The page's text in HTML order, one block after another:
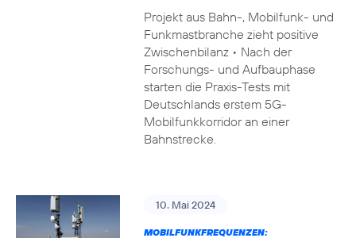
Projekt aus Bahn-, Mobilfunk- und
Funkmastbranche zieht positive
Zwischenbilanz • Nach der
Forschungs- und Aufbauphase
starten die Praxis-Tests mit
Deutschlands erstem 5G-
Mobilfunkkorridor an einer
Bahnstrecke.
10. Mai 2024
MOBILFUNKFREQUENZEN: